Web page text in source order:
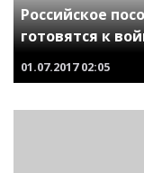
Российское
готовятся к
01.07.2017 02:05